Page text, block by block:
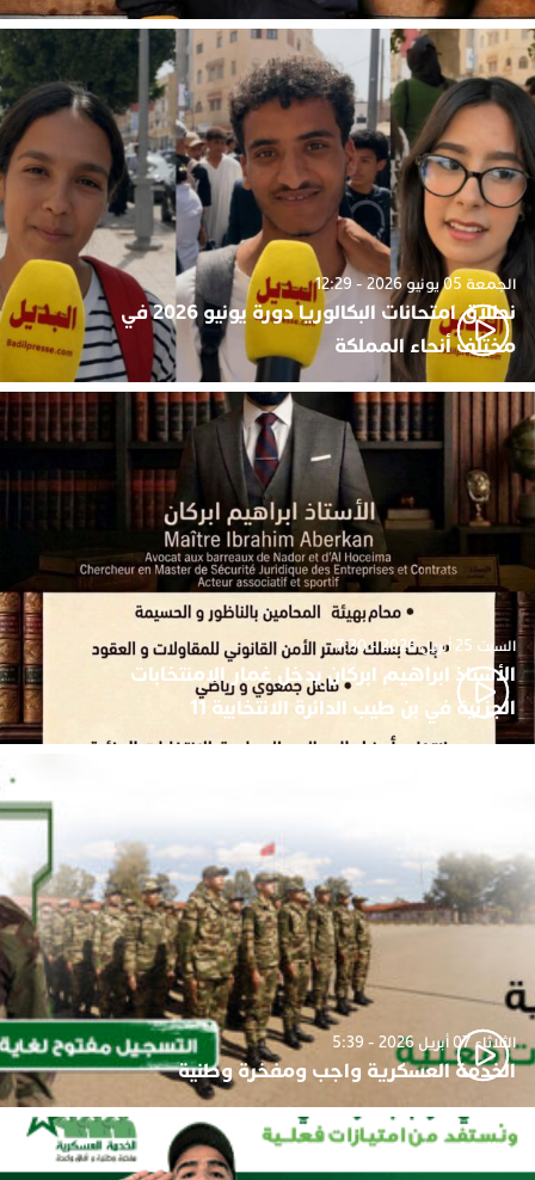
الجمعة 05 يونيو 2026 - 12:29
نطلاق امتحانات البكالوريا دورة يونيو 2026 في
مختلف أنحاء المملكة
السبت 25 أبريل 2026 - 7:30
الأستاذ ابراهيم ابركان يدخل غمار الامنتخابات
الجزئية في بن طيب الدائرة الانتخابية 11
الثلاثاء 07 أبريل 2026 - 5:39
الخدمة العسكرية واجب ومفخرة وطنية